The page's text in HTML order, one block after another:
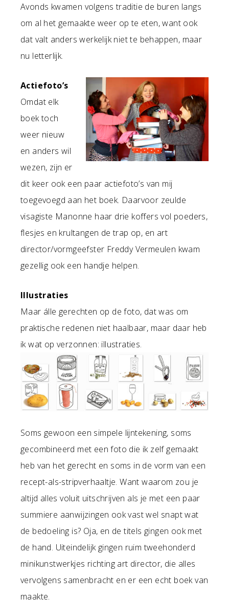
Avonds kwamen volgens traditie de buren langs
om al het gemaakte weer op te eten, want ook
dat valt anders werkelijk niet te behappen, maar
nu letterlijk.
Actiefoto’s
Omdat elk
boek toch
weer nieuw
en anders wil
wezen, zijn er
dit keer ook een paar actiefoto’s van mij
toegevoegd aan het boek. Daarvoor zeulde
visagiste Manonne haar drie koffers vol poeders,
flesjes en krultangen de trap op, en art
director/vormgeefster Freddy Vermeulen kwam
gezellig ook een handje helpen.
Illustraties
Maar álle gerechten op de foto, dat was om
praktische redenen niet haalbaar, maar daar heb
ik wat op verzonnen: illustraties.
Soms gewoon een simpele lijntekening, soms
gecombineerd met een foto die ik zelf gemaakt
heb van het gerecht en soms in de vorm van een
recept-als-stripverhaaltje. Want waarom zou je
altijd alles voluit uitschrijven als je met een paar
summiere aanwijzingen ook vast wel snapt wat
de bedoeling is? Oja, en de titels gingen ook met
de hand. Uiteindelijk gingen ruim tweehonderd
minikunstwerkjes richting art director, die alles
vervolgens samenbracht en er een echt boek van
maakte.